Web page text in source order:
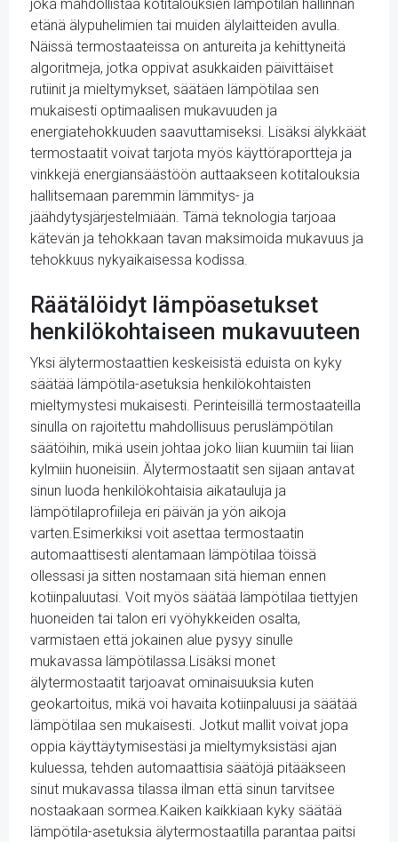
joka mahdollistaa kotitalouksien lämpötilan hallinnan
etänä älypuhelimien tai muiden älylaitteiden avulla.
Näissä termostaateissa on antureita ja kehittyneitä
algoritmeja, jotka oppivat asukkaiden päivittäiset
rutiinit ja mieltymykset, säätäen lämpötilaa sen
mukaisesti optimaalisen mukavuuden ja
energiatehokkuuden saavuttamiseksi. Lisäksi älykkäät
termostaatit voivat tarjota myös käyttöraportteja ja
vinkkejä energiansäästöön auttaakseen kotitalouksia
hallitsemaan paremmin lämmitys- ja
jäähdytysjärjestelmiään. Tämä teknologia tarjoaa
kätevän ja tehokkaan tavan maksimoida mukavuus ja
tehokkuus nykyaikaisessa kodissa.
Räätälöidyt lämpöasetukset
henkilökohtaiseen mukavuuteen
Yksi älytermostaattien keskeisistä eduista on kyky
säätää lämpötila-asetuksia henkilökohtaisten
mieltymystesi mukaisesti. Perinteisillä termostaateilla
sinulla on rajoitettu mahdollisuus peruslämpötilan
säätöihin, mikä usein johtaa joko liian kuumiin tai liian
kylmiin huoneisiin. Älytermostaatit sen sijaan antavat
sinun luoda henkilökohtaisia aikatauluja ja
lämpötilaprofiileja eri päivän ja yön aikoja
varten.Esimerkiksi voit asettaa termostaatin
automaattisesti alentamaan lämpötilaa töissä
ollessasi ja sitten nostamaan sitä hieman ennen
kotiinpaluutasi. Voit myös säätää lämpötilaa tiettyjen
huoneiden tai talon eri vyöhykkeiden osalta,
varmistaen että jokainen alue pysyy sinulle
mukavassa lämpötilassa.Lisäksi monet
älytermostaatit tarjoavat ominaisuuksia kuten
geokartoitus, mikä voi havaita kotiinpaluusi ja säätää
lämpötilaa sen mukaisesti. Jotkut mallit voivat jopa
oppia käyttäytymisestäsi ja mieltymyksistäsi ajan
kuluessa, tehden automaattisia säätöjä pitääkseen
sinut mukavassa tilassa ilman että sinun tarvitsee
nostaakaan sormea.Kaiken kaikkiaan kyky säätää
lämpötila-asetuksia älytermostaatilla parantaa paitsi